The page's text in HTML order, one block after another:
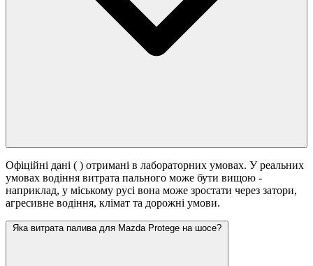
Офіційні дані ( ) отримані в лабораторних умовах. У реальних
умовах водіння витрата пального може бути вищою -
наприклад, у міському русі вона може зростати через затори,
агресивне водіння, клімат та дорожні умови.
Яка витрата палива для Mazda Protege на шосе?